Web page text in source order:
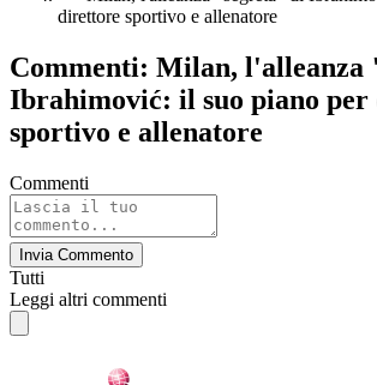
direttore sportivo e allenatore
Commenti: Milan, l'alleanza
Ibrahimović: il suo piano
sportivo e allenatore
Commenti
Invia Commento
Tutti
Leggi altri commenti